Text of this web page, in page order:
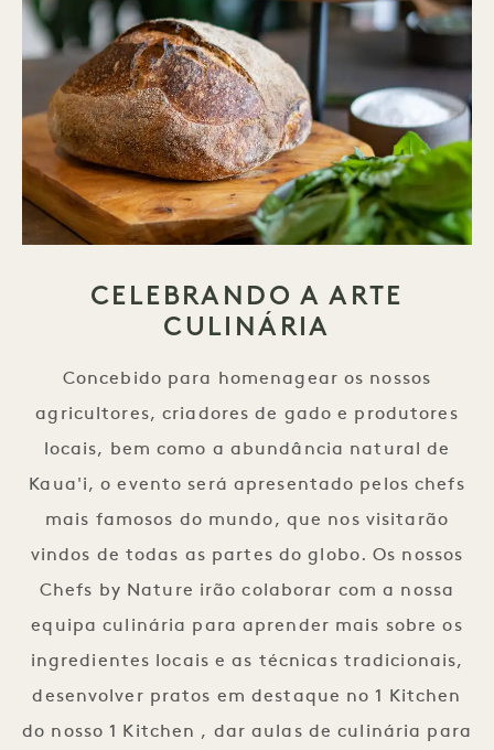
CELEBRANDO A ARTE
CULINÁRIA
Concebido para homenagear os nossos
agricultores, criadores de gado e produtores
locais, bem como a abundância natural de
Kaua'i, o evento será apresentado pelos chefs
mais famosos do mundo, que nos visitarão
vindos de todas as partes do globo. Os nossos
Chefs by Nature irão colaborar com a nossa
equipa culinária para aprender mais sobre os
ingredientes locais e as técnicas tradicionais,
desenvolver pratos em destaque no 1 Kitchen
do nosso 1 Kitchen , dar aulas de culinária para